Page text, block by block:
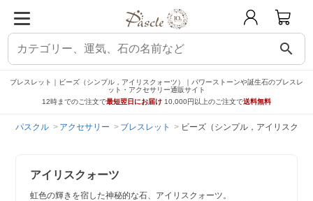
search
ブレスレット｜ビーズ（シンプル，アイリスクォーツ）｜パワーストーンや誕生石のブレスレ
ット・アクセサリー通販サイト
12時までのご注文で最短翌日にお届け 10,000円以上のご注文で送料無料
パスクル アクセサリー ブレスレット ビーズ（シンプル，アイリスクォ
アイリスクォーツ
虹色の輝きを宿した神秘的な石、アイリスクォーツ。